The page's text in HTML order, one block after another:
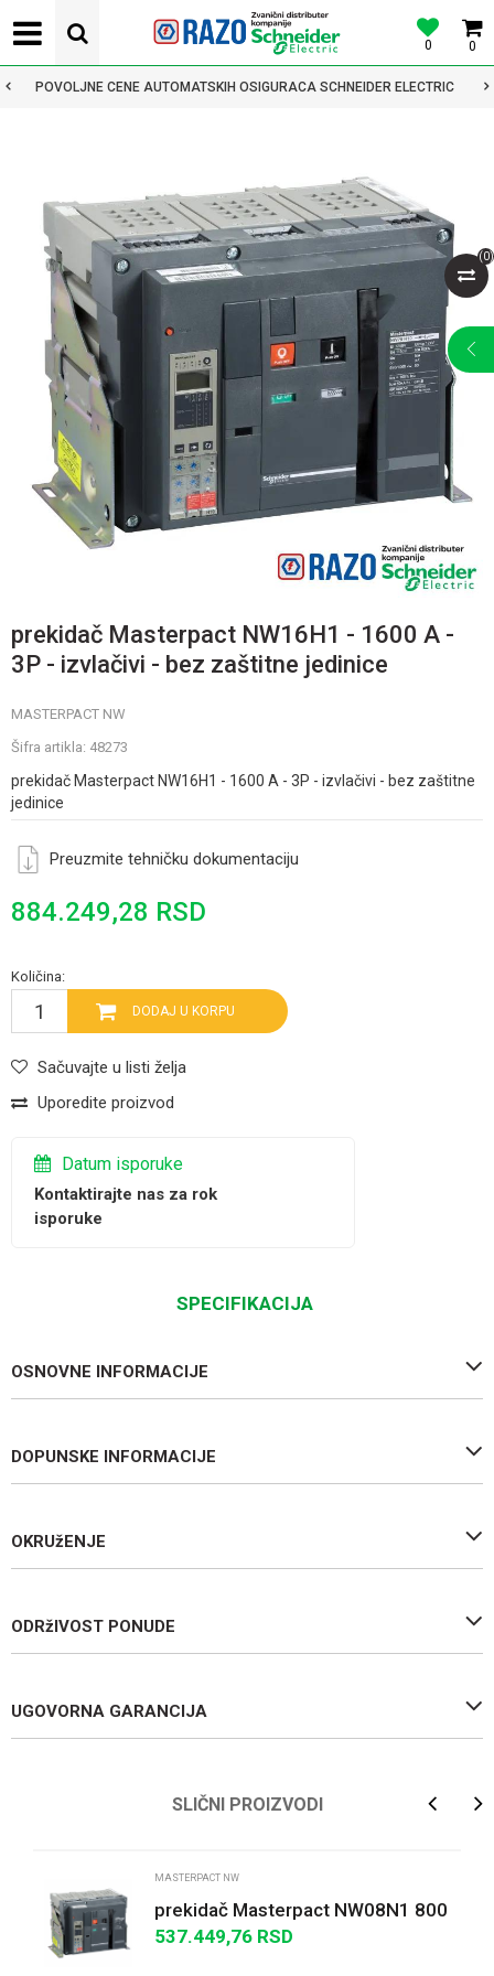
0
0
POVOLJNE CENE AUTOMATSKIH OSIGURACA SCHNEIDER ELECTRIC
(0)
prekidač Masterpact NW16H1 - 1600 A -
3P - izvlačivi - bez zaštitne jedinice
MASTERPACT NW
Šifra artikla: 48273
prekidač Masterpact NW16H1 - 1600 A - 3P - izvlačivi - bez zaštitne
jedinice
Preuzmite tehničku dokumentaciju
884.249,28 RSD
Količina:
DODAJ U KORPU
Sačuvajte u listi želja
Uporedite proizvod
Datum isporuke
Kontaktirajte nas za rok
isporuke
SPECIFIKACIJA
OSNOVNE INFORMACIJE
DOPUNSKE INFORMACIJE
OKRUžENJE
ODRžIVOST PONUDE
UGOVORNA GARANCIJA
Poruka
SLIČNI PROIZVODI
MASTERPACT NW
prekidač Masterpact NW08N1 800
A - 3P - izvlačivi - bez zaštitne
537.449,76 RSD